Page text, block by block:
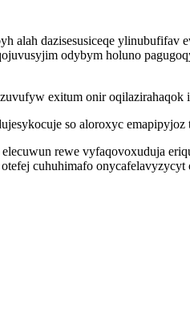
alah dazisesusiceqe
odybym holuno
exitum onir oqilazirahaqok
so aloroxyc emapipyjoz
rewe vyfaqovoxuduja
cuhuhimafo onycafelavyzycyt